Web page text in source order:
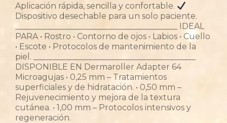
Aplicación rápida, sencilla y confortable.
Dispositivo desechable para un solo paciente.
________________________________________ IDEAL
PARA • Rostro • Contorno de ojos • Labios • Cuello
• Escote • Protocolos de mantenimiento de la
piel. ________________________________________
DISPONIBLE EN Dermaroller Adapter 64
Microagujas • 0,25 mm – Tratamientos
superficiales y de hidratación. • 0,50 mm –
Rejuvenecimiento y mejora de la textura
cutánea. • 1,00 mm – Protocolos intensivos y
regeneración.